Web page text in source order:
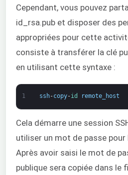
Cependant, vous pouvez
id_rsa.pub et disposer des
appropriées pour cette
consiste à transférer la clé
en utilisant cette syntaxe :
1 ssh-copy-id remote_host
Cela démarre une session
utiliser un mot de passe
Après avoir saisi le mot de
publique sera copiée dans le